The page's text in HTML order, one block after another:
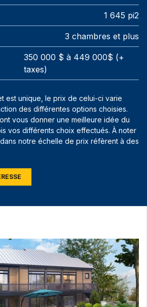
1 645 pi2
3 chambres et plus
350 000 $ à 449 000$ (+
taxes)
est unique, le prix de celui-ci varie
des différentes options choisies.
vous donner une meilleure idée du
vos différents choix effectués. À noter
notre échelle de prix réfèrent à des